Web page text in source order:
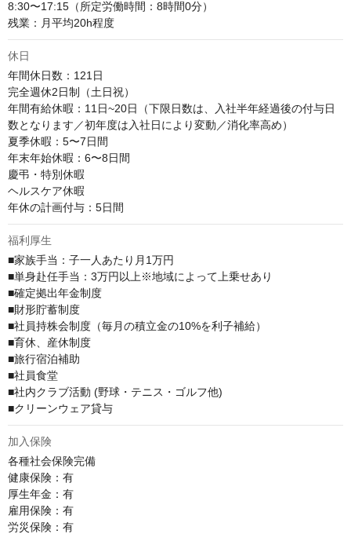
8:30〜17:15（所定労働時間：8時間0分）
残業：月平均20h程度
休日
年間休日数：121日
完全週休2日制（土日祝）
年間有給休暇：11日~20日（下限日数は、入社半年経過後の付与日
数となります／初年度は入社日により変動／消化率高め）
夏季休暇：5〜7日間
年末年始休暇：6〜8日間
慶弔・特別休暇
ヘルスケア休暇
年休の計画付与：5日間
福利厚生
■家族手当：子一人あたり月1万円
■単身赴任手当：3万円以上※地域によって上乗せあり
■確定拠出年金制度
■財形貯蓄制度
■社員持株会制度（毎月の積立金の10%を利子補給）
■育休、産休制度
■旅行宿泊補助
■社員食堂
■社内クラブ活動 (野球・テニス・ゴルフ他)
■クリーンウェア貸与
加入保険
各種社会保険完備
健康保険：有
厚生年金：有
雇用保険：有
労災保険：有